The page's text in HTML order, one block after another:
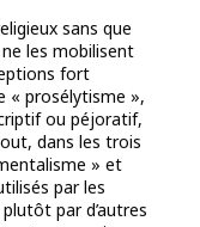
sans que
les mobilisent
fort
« prosélytisme »,
ou péjoratif,
dans les trois
» et
par les
par d’autres